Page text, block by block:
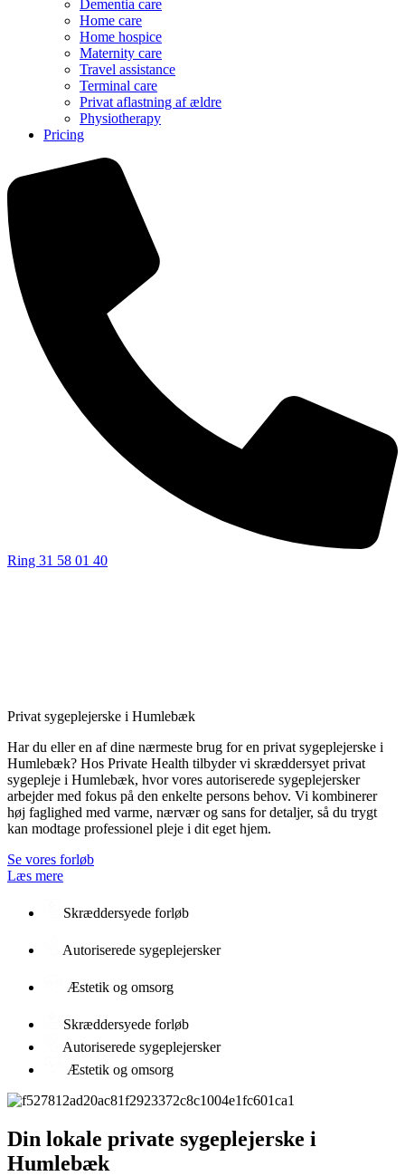
Dementia care
Home care
Home hospice
Maternity care
Travel assistance
Terminal care
Privat aflastning af ældre
Physiotherapy
Pricing
Ring 31 58 01 40
Privat sygeplejerske i Humlebæk
Har du eller en af dine nærmeste brug for en privat sygeplejerske i
Humlebæk? Hos Private Health tilbyder vi skræddersyet privat
sygepleje i Humlebæk, hvor vores autoriserede sygeplejersker
arbejder med fokus på den enkelte persons behov. Vi kombinerer
høj faglighed med varme, nærvær og sans for detaljer, så du trygt
kan modtage professionel pleje i dit eget hjem.
Se vores forløb
Læs mere
Skræddersyede forløb
Autoriserede sygeplejersker
Æstetik og omsorg
Skræddersyede forløb
Autoriserede sygeplejersker
Æstetik og omsorg
Din lokale private sygeplejerske i
Humlebæk